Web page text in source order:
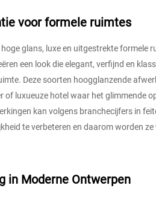
voor formele ruimtes
glans, luxe en uitgestrekte formele
een look die elegant, verfijnd en
Deze soorten hoogglanzende
of luxueuze hotel waar het glimmende
kan volgens branchecijfers in
te verbeteren en daarom worden ze
in Moderne Ontwerpen